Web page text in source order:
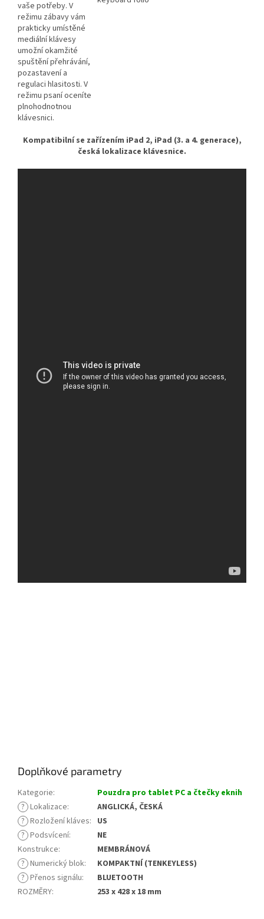
vaše potřeby. V
režimu zábavy vám
prakticky umístěné
mediální klávesy
umožní okamžité
spuštění přehrávání,
pozastavení a
regulaci hlasitosti. V
režimu psaní oceníte
plnohodnotnou
klávesnici.
Kompatibilní se zařízením iPad 2, iPad (3. a 4. generace),
česká lokalizace klávesnice.
Doplňkové parametry
Kategorie:
Pouzdra pro tablet PC a čtečky eknih
? Lokalizace:
ANGLICKÁ, ČESKÁ
? Rozložení kláves: US
? Podsvícení:
NE
Konstrukce:
MEMBRÁNOVÁ
? Numerický blok:
KOMPAKTNÍ (TENKEYLESS)
? Přenos signálu:
BLUETOOTH
ROZMĚRY: 253 x 428 x 18 mm